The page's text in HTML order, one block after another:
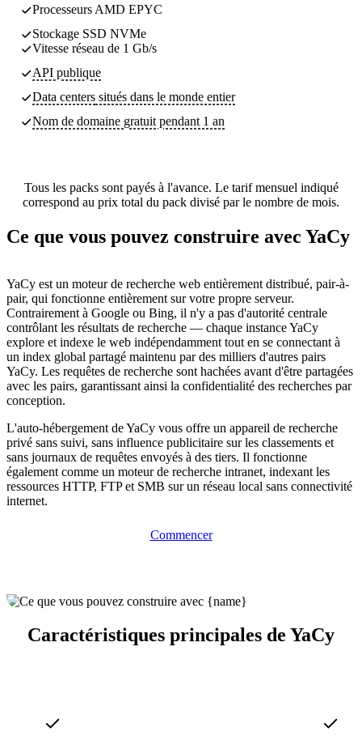
Processeurs AMD EPYC
Stockage SSD NVMe
Vitesse réseau de 1 Gb/s
API publique
Data centers situés dans le monde entier
Nom de domaine gratuit pendant 1 an
Tous les packs sont payés à l'avance. Le tarif mensuel indiqué
correspond au prix total du pack divisé par le nombre de mois.
Ce que vous pouvez construire avec YaCy
YaCy est un moteur de recherche web entièrement distribué, pair-à-
pair, qui fonctionne entièrement sur votre propre serveur.
Contrairement à Google ou Bing, il n'y a pas d'autorité centrale
contrôlant les résultats de recherche — chaque instance YaCy
explore et indexe le web indépendamment tout en se connectant à
un index global partagé maintenu par des milliers d'autres pairs
YaCy. Les requêtes de recherche sont hachées avant d'être partagées
avec les pairs, garantissant ainsi la confidentialité des recherches par
conception.
L'auto-hébergement de YaCy vous offre un appareil de recherche
privé sans suivi, sans influence publicitaire sur les classements et
sans journaux de requêtes envoyés à des tiers. Il fonctionne
également comme un moteur de recherche intranet, indexant les
ressources HTTP, FTP et SMB sur un réseau local sans connectivité
internet.
Commencer
Caractéristiques principales de YaCy